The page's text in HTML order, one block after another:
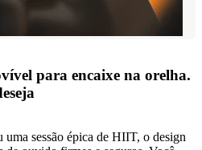
para encaixe na orelha.
uma sessão épica de HIIT, o design